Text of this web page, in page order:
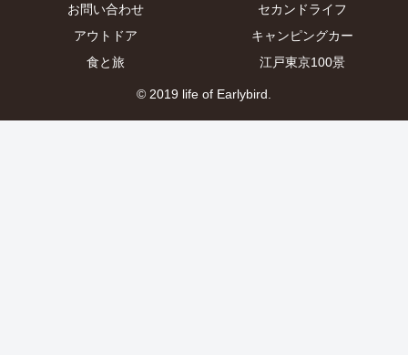
お問い合わせ
セカンドライフ
アウトドア
キャンピングカー
食と旅
江戸東京100景
© 2019 life of Earlybird.